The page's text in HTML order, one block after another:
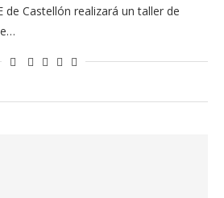
de Castellón realizará un taller de